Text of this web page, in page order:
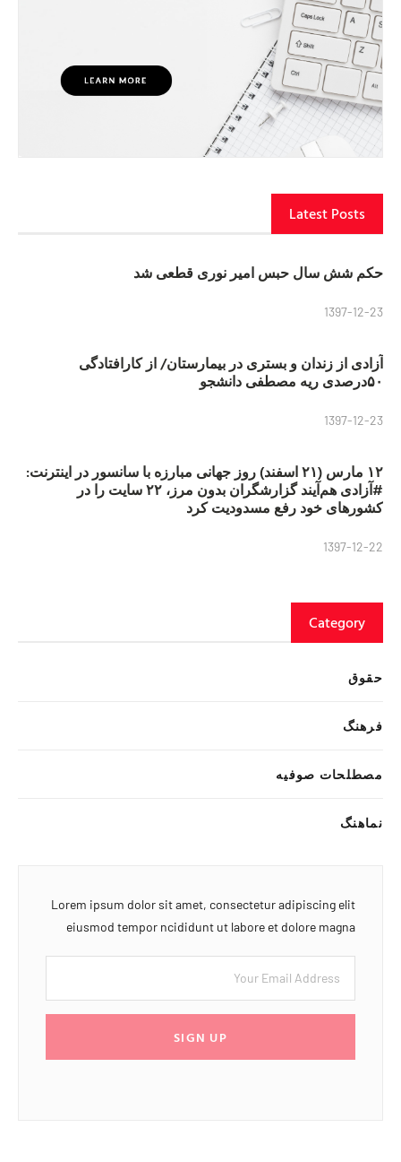
Latest Posts
حکم شش سال حبس امیر نوری قطعی شد
1397-12-23
آزادی از زندان و بستری در بیمارستان/ از کارافتادگی
۵۰درصدی ریه مصطفی دانشجو
1397-12-23
۱۲ مارس (۲۱ اسفند) روز جهانی مبارزه با سانسور در اینترنت:
#آزادی هم‌آیند گزارشگران‌ بدون مرز، ۲۲ سایت را در
کشورهای خود رفع مسدودیت کرد
1397-12-22
Category
حقوق
فرهنگ
مصطلحات صوفیه
نماهنگ
Lorem ipsum dolor sit amet, consectetur adipiscing elit
eiusmod tempor ncididunt ut labore et dolore magna
SIGN UP